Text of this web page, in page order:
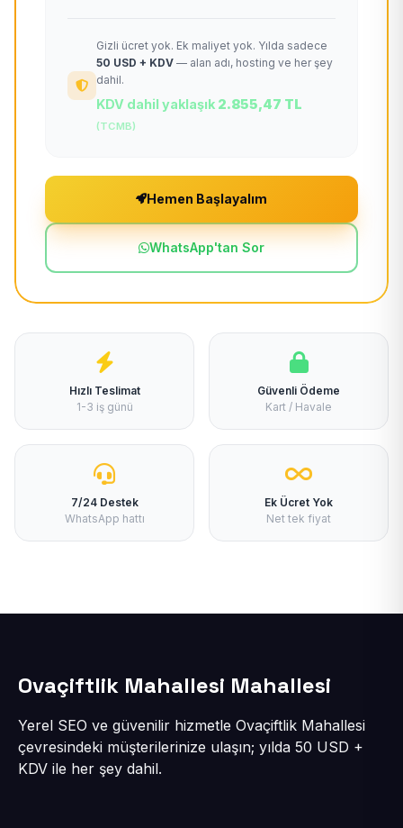
Gizli ücret yok. Ek maliyet yok. Yılda sadece
50 USD + KDV — alan adı, hosting ve her şey
dahil.
KDV dahil yaklaşık 2.855,47 TL
(TCMB)
Hemen Başlayalım
WhatsApp'tan Sor
Hızlı Teslimat
1-3 iş günü
Güvenli Ödeme
Kart / Havale
7/24 Destek
WhatsApp hattı
Ek Ücret Yok
Net tek fiyat
Ovaçiftlik Mahallesi Mahallesi
Yerel SEO ve güvenilir hizmetle Ovaçiftlik Mahallesi
çevresindeki müşterilerinize ulaşın; yılda 50 USD +
KDV ile her şey dahil.